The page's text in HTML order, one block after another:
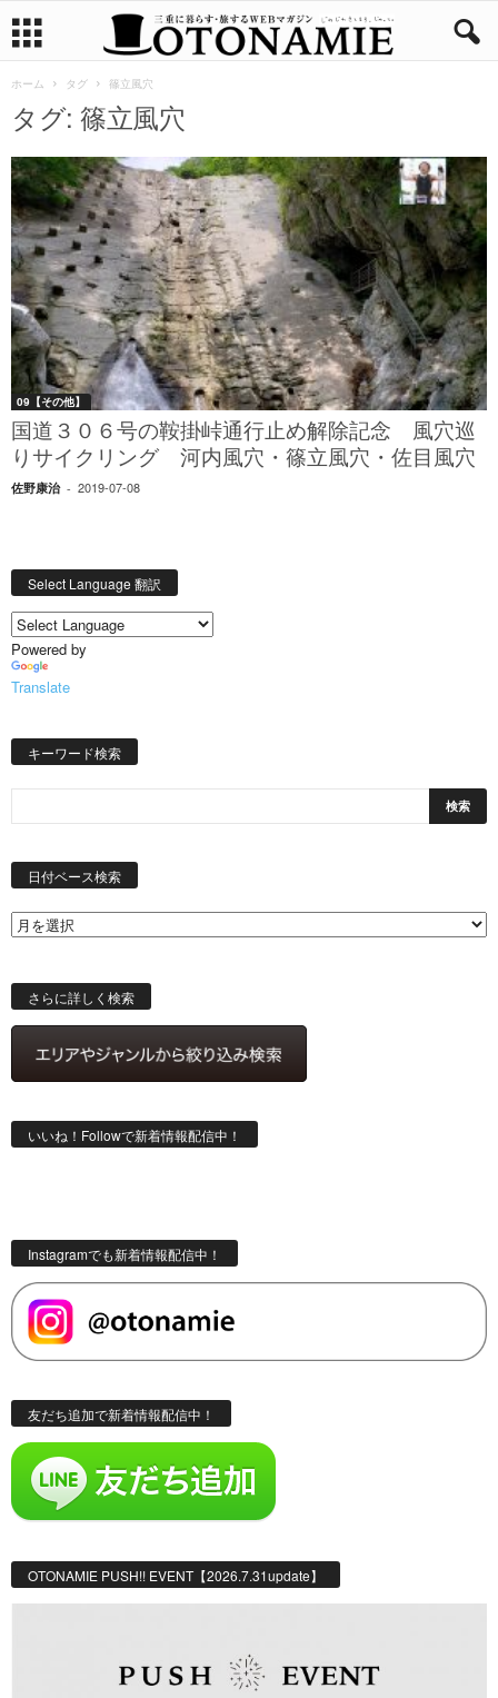
ホーム タグ 篠立風穴
タグ: 篠立風穴
09【その他】
国道３０６号の鞍掛峠通行止め解除記念 風穴巡
りサイクリング 河内風穴・篠立風穴・佐目風穴
佐野康治 - 2019-07-08
Select Language 翻訳
Powered by
Translate
キーワード検索
日付ベース検索
さらに詳しく検索
いいね！Followで新着情報配信中！
Instagramでも新着情報配信中！
友だち追加で新着情報配信中！
OTONAMIE PUSH!! EVENT【2026.7.31update】